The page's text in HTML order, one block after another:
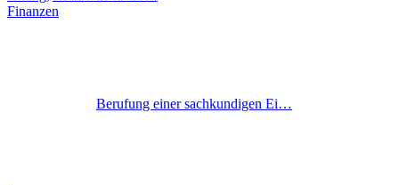
Finanzen
Berufung einer sachkundigen Ei…